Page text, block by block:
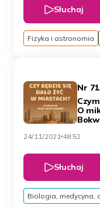
Słuchaj
Fizyka i astronomia
Nr 71
O
24/11/2021 48:52
Słuchaj
Biologia, medycyna,